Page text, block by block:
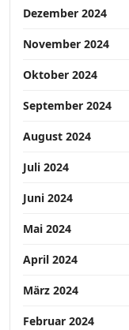
Dezember 2024
November 2024
Oktober 2024
September 2024
August 2024
Juli 2024
Juni 2024
Mai 2024
April 2024
März 2024
Februar 2024